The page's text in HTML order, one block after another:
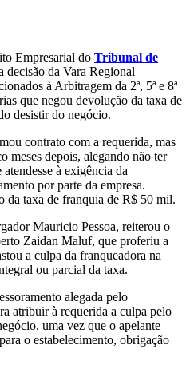
Empresarial do Tribunal de
decisão da Vara Regional
à Arbitragem da 2ª, 5ª e 8ª
que negou devolução da taxa de
desistir do negócio.
contrato com a requerida, mas
meses depois, alegando não ter
à exigência da
por parte da empresa.
da taxa de franquia de R$ 50 mil.
Mauricio Pessoa, reiterou o
Zaidan Maluf, que proferiu a
a culpa da franqueadora na
ou parcial da taxa.
alegada pelo
atribuir à requerida a culpa pelo
uma vez que o apelante
o estabelecimento, obrigação